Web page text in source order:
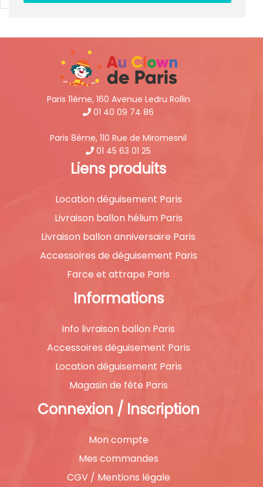
Paris 11ème, 160 Avenue Ledru Rollin
01 40 09 74 86
Paris 8ème, 110 Rue de Miromesnil
01 45 63 01 25
Liens produits
Location déguisement Paris
Livraison ballon hélium Paris
Livraison ballon anniversaire Paris
Accessoires de déguisement Paris
Farce et attrape Paris
Informations
Info livraison ballon Paris
Accessoires déguisement Paris
Location déguisement Paris
Magasin de fête Paris
Connexion / Inscription
Mon compte
Mes commandes
CGV / Mentions légale